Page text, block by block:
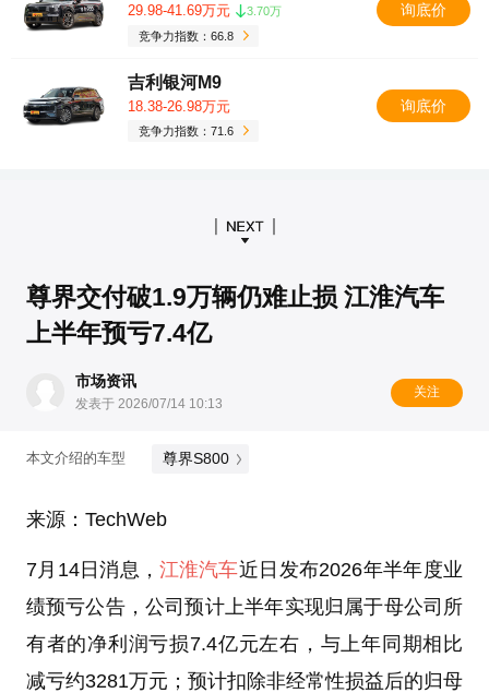
29.98-41.69万元
3.70万
竞争力指数：66.8
询底价
吉利银河M9
18.38-26.98万元
竞争力指数：71.6
询底价
尊界交付破1.9万辆仍难止损 江淮汽车
上半年预亏7.4亿
市场资讯
发表于 2026/07/14 10:13
关注
本文介绍的车型 尊界S800
来源：TechWeb
7月14日消息，江淮汽车近日发布2026年半年度业
绩预亏公告，公司预计上半年实现归属于母公司所
有者的净利润亏损7.4亿元左右，与上年同期相比
减亏约3281万元；预计扣除非经常性损益后的归母